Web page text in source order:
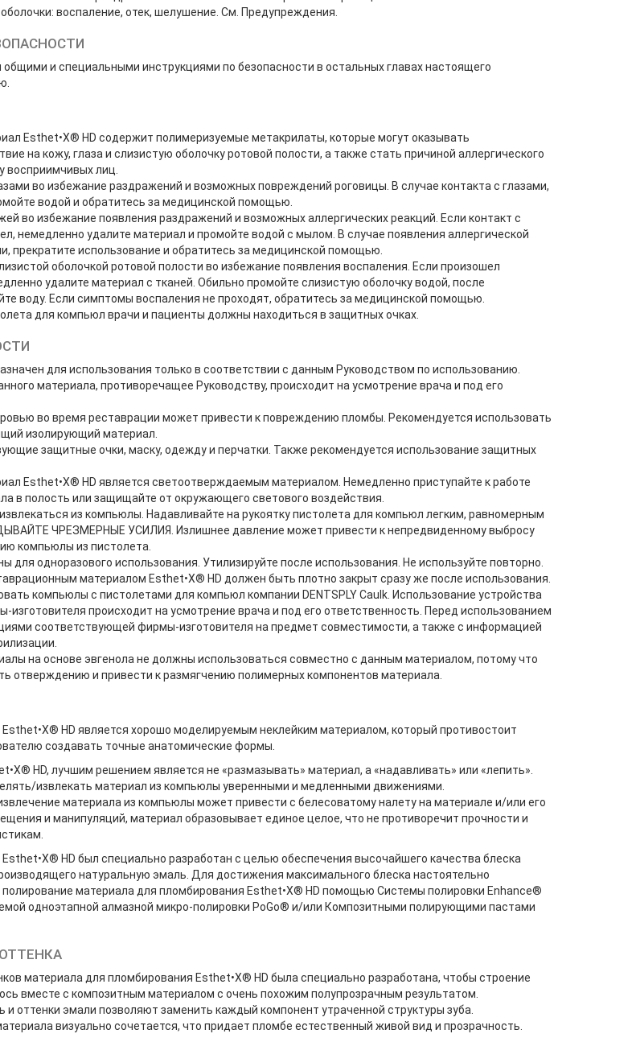
воспаление, отек, шелушение. См. Предупреждения.
и специальными инструкциями по безопасности в остальных главах настоящего
Esthet•X® HD содержит полимеризуемые метакрилаты, которые могут оказывать
на кожу, глаза и слизистую оболочку ротовой полости, а также стать причиной аллергического
восприимчивых лиц.
во избежание раздражений и возможных повреждений роговицы. В случае контакта с глазами,
водой и обратитесь за медицинской помощью.
во избежание появления раздражений и возможных аллергических реакций. Если контакт с
немедленно удалите материал и промойте водой с мылом. В случае появления аллергической
прекратите использование и обратитесь за медицинской помощью.
оболочкой ротовой полости во избежание появления воспаления. Если произошел
удалите материал с тканей. Обильно промойте слизистую оболочку водой, после
воду. Если симптомы воспаления не проходят, обратитесь за медицинской помощью.
для компьюл врачи и пациенты должны находиться в защитных очках.
для использования только в соответствии с данным Руководством по использованию.
материала, противоречащее Руководству, происходит на усмотрение врача и под его
во время реставрации может привести к повреждению пломбы. Рекомендуется использовать
изолирующий материал.
защитные очки, маску, одежду и перчатки. Также рекомендуется использование защитных
Esthet•X® HD является светоотверждаемым материалом. Немедленно приступайте к работе
в полость или защищайте от окружающего светового воздействия.
из компьюлы. Надавливайте на рукоятку пистолета для компьюл легким, равномерным
ЧРЕЗМЕРНЫЕ УСИЛИЯ. Излишнее давление может привести к непредвиденному выбросу
компьюлы из пистолета.
для одноразового использования. Утилизируйте после использования. Не используйте повторно.
материалом Esthet•X® HD должен быть плотно закрыт сразу же после использования.
компьюлы с пистолетами для компьюл компании DENTSPLY Caulk. Использование устройства
изготовителя происходит на усмотрение врача и под его ответственность. Перед использованием
соответствующей фирмы-изготовителя на предмет совместимости, а также с информацией
на основе эвгенола не должны использоваться совместно с данным материалом, потому что
отверждению и привести к размягчению полимерных компонентов материала.
HD является хорошо моделируемым неклейким материалом, который противостоит
создавать точные анатомические формы.
HD, лучшим решением является не «размазывать» материал, а «надавливать» или «лепить».
извлекать материал из компьюлы уверенными и медленными движениями.
материала из компьюлы может привести с белесоватому налету на материале и/или его
и манипуляций, материал образовывает единое целое, что не противоречит прочности и
HD был специально разработан с целью обеспечения высочайшего качества блеска
натуральную эмаль. Для достижения максимального блеска настоятельно
материала для пломбирования Esthet•X® HD помощью Системы полировки Enhance®
одноэтапной алмазной микро-полировки PoGo® и/или Композитными полирующими пастами
материала для пломбирования Esthet•X® HD была специально разработана, чтобы строение
вместе с композитным материалом с очень похожим полупрозрачным результатом.
и оттенки эмали позволяют заменить каждый компонент утраченной структуры зуба.
визуально сочетается, что придает пломбе естественный живой вид и прозрачность.